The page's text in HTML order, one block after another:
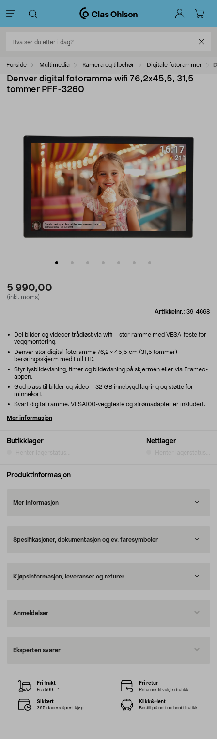
Forside Multimedia Kamera og tilbehør Digitale fotorammer
Denver digital fotoramme wifi 76,2x45,5, 31,5
tommer PFF-3260
5 990,00
(inkl. moms)
Artikkelnr.: 39-4668
Butikklager Nettlager
Del bilder og videoer trådløst via wifi – stor ramme med VESA-feste for
veggmontering.
Denver stor digital fotoramme 76,2 × 45,5 cm (31,5 tommer)
berøringsskjerm med Full HD.
Styr lysbildevisning, timer og bildevisning på skjermen eller via Frameo-
appen.
God plass til bilder og video – 32 GB innebygd lagring og støtte for
minnekort.
Svart digital ramme. VESA100-veggfeste og strømadapter er inkludert.
Mer informasjon
Produktinformasjon
Mer informasjon
Spesifikasjoner, dokumentasjon og ev. faresymboler
Kjøpsinformasjon, leveranser og returer
Anmeldelser
Eksperten svarer
Fri frakt
Fra 599,–*
Fri retur
Returner til valgfri butikk
Sikkert
365 dagers åpent kjøp
Klikk&Hent
Bestill på nett og hent i butikk